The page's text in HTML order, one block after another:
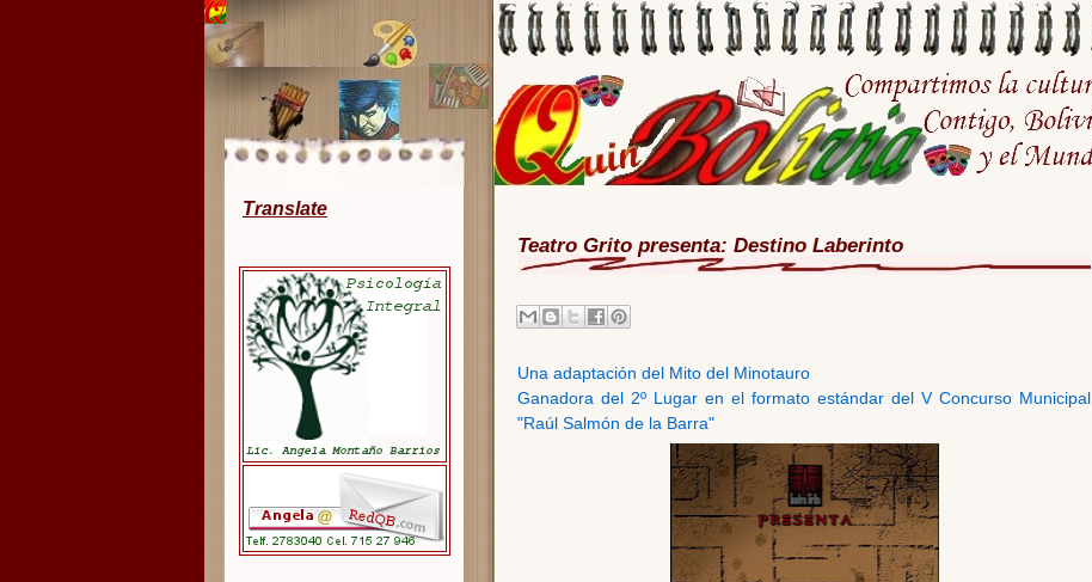
Translate
Teatro Grito presenta: Destino Laberinto
Una adaptación del Mito del Minotauro
Ganadora del 2º Lugar en el formato estándar del V Concurso Municipal
"Raúl Salmón de la Barra"